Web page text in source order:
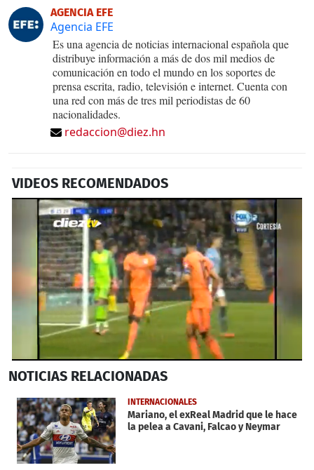
AGENCIA EFE
Agencia EFE
Es una agencia de noticias internacional española que
distribuye información a más de dos mil medios de
comunicación en todo el mundo en los soportes de
prensa escrita, radio, televisión e internet. Cuenta con
una red con más de tres mil periodistas de 60
nacionalidades.
redaccion@diez.hn
VIDEOS RECOMENDADOS
seconds
1
minute,
43
seconds
NOTICIAS RELACIONADAS
INTERNACIONALES
Mariano, el exReal Madrid que le hace
la pelea a Cavani, Falcao y Neymar